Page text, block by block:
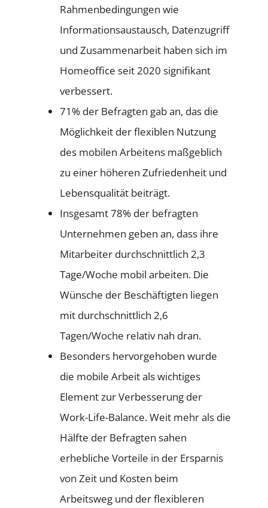
Rahmenbedingungen wie
Informationsaustausch, Datenzugriff
und Zusammenarbeit haben sich im
Homeoffice seit 2020 signifikant
verbessert.
71% der Befragten gab an, das die
Möglichkeit der flexiblen Nutzung
des mobilen Arbeitens maßgeblich
zu einer höheren Zufriedenheit und
Lebensqualität beiträgt.
Insgesamt 78% der befragten
Unternehmen geben an, dass ihre
Mitarbeiter durchschnittlich 2,3
Tage/Woche mobil arbeiten. Die
Wünsche der Beschäftigten liegen
mit durchschnittlich 2,6
Tagen/Woche relativ nah dran.
Besonders hervorgehoben wurde
die mobile Arbeit als wichtiges
Element zur Verbesserung der
Work-Life-Balance. Weit mehr als die
Hälfte der Befragten sahen
erhebliche Vorteile in der Ersparnis
von Zeit und Kosten beim
Arbeitsweg und der flexibleren